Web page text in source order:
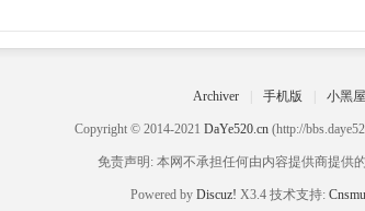
Archiver 手机版 小黑屋
Copyright © 2014-2021 DaYe520.cn(http://
免责声明: 本网不承担任何由内容提供商提供
Powered by Discuz! X3.4 技术支持: Cnsmu